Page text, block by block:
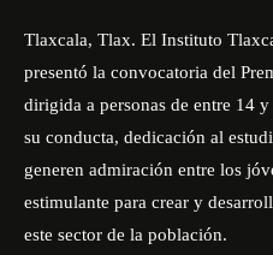
Tlaxcala, Tlax. El Instituto
presentó la convocatoria del
dirigida a personas de entre 14
su conducta, dedicación al
generen admiración entre los
estimulante para crear y
este sector de la población.